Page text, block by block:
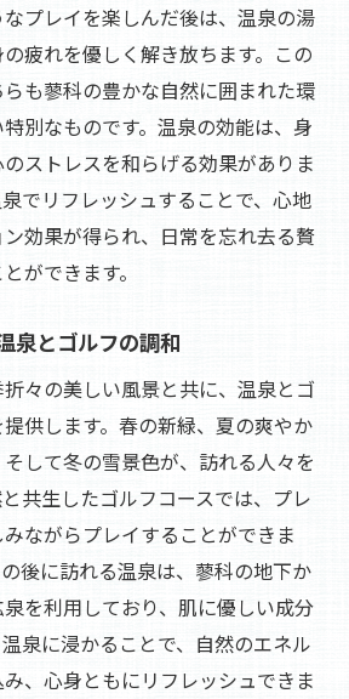
プレイを楽しんだ後は、温泉の湯
疲れを優しく解き放ちます。この
も蓼科の豊かな自然に囲まれた環
別なものです。温泉の効能は、身
ストレスを和らげる効果がありま
でリフレッシュすることで、心地
効果が得られ、日常を忘れ去る贅
ができます。
泉とゴルフの調和
々の美しい風景と共に、温泉とゴ
供します。春の新緑、夏の爽やか
して冬の雪景色が、訪れる人々を
共生したゴルフコースでは、プレ
ながらプレイすることができま
後に訪れる温泉は、蓼科の地下か
を利用しており、肌に優しい成分
泉に浸かることで、自然のエネル
、心身ともにリフレッシュできま